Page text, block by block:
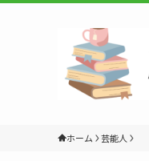
ホーム 芸能人